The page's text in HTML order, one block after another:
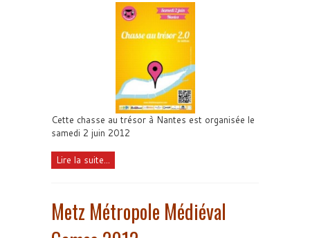
Cette chasse au trésor à Nantes est organisée le
samedi 2 juin 2012
Lire la suite...
Metz Métropole Médiéval